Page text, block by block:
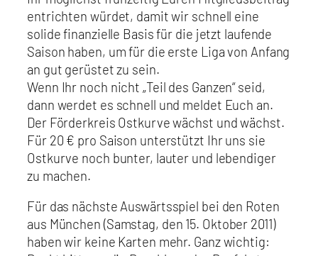
entrichten würdet, damit wir schnell eine
solide finanzielle Basis für die jetzt laufende
Saison haben, um für die erste Liga von Anfang
an gut gerüstet zu sein.
Wenn Ihr noch nicht „Teil des Ganzen“ seid,
dann werdet es schnell und meldet Euch an.
Der Förderkreis Ostkurve wächst und wächst.
Für 20 € pro Saison unterstützt Ihr uns sie
Ostkurve noch bunter, lauter und lebendiger
zu machen.
Für das nächste Auswärtsspiel bei den Roten
aus München (Samstag, den 15. Oktober 2011)
haben wir keine Karten mehr. Ganz wichtig: